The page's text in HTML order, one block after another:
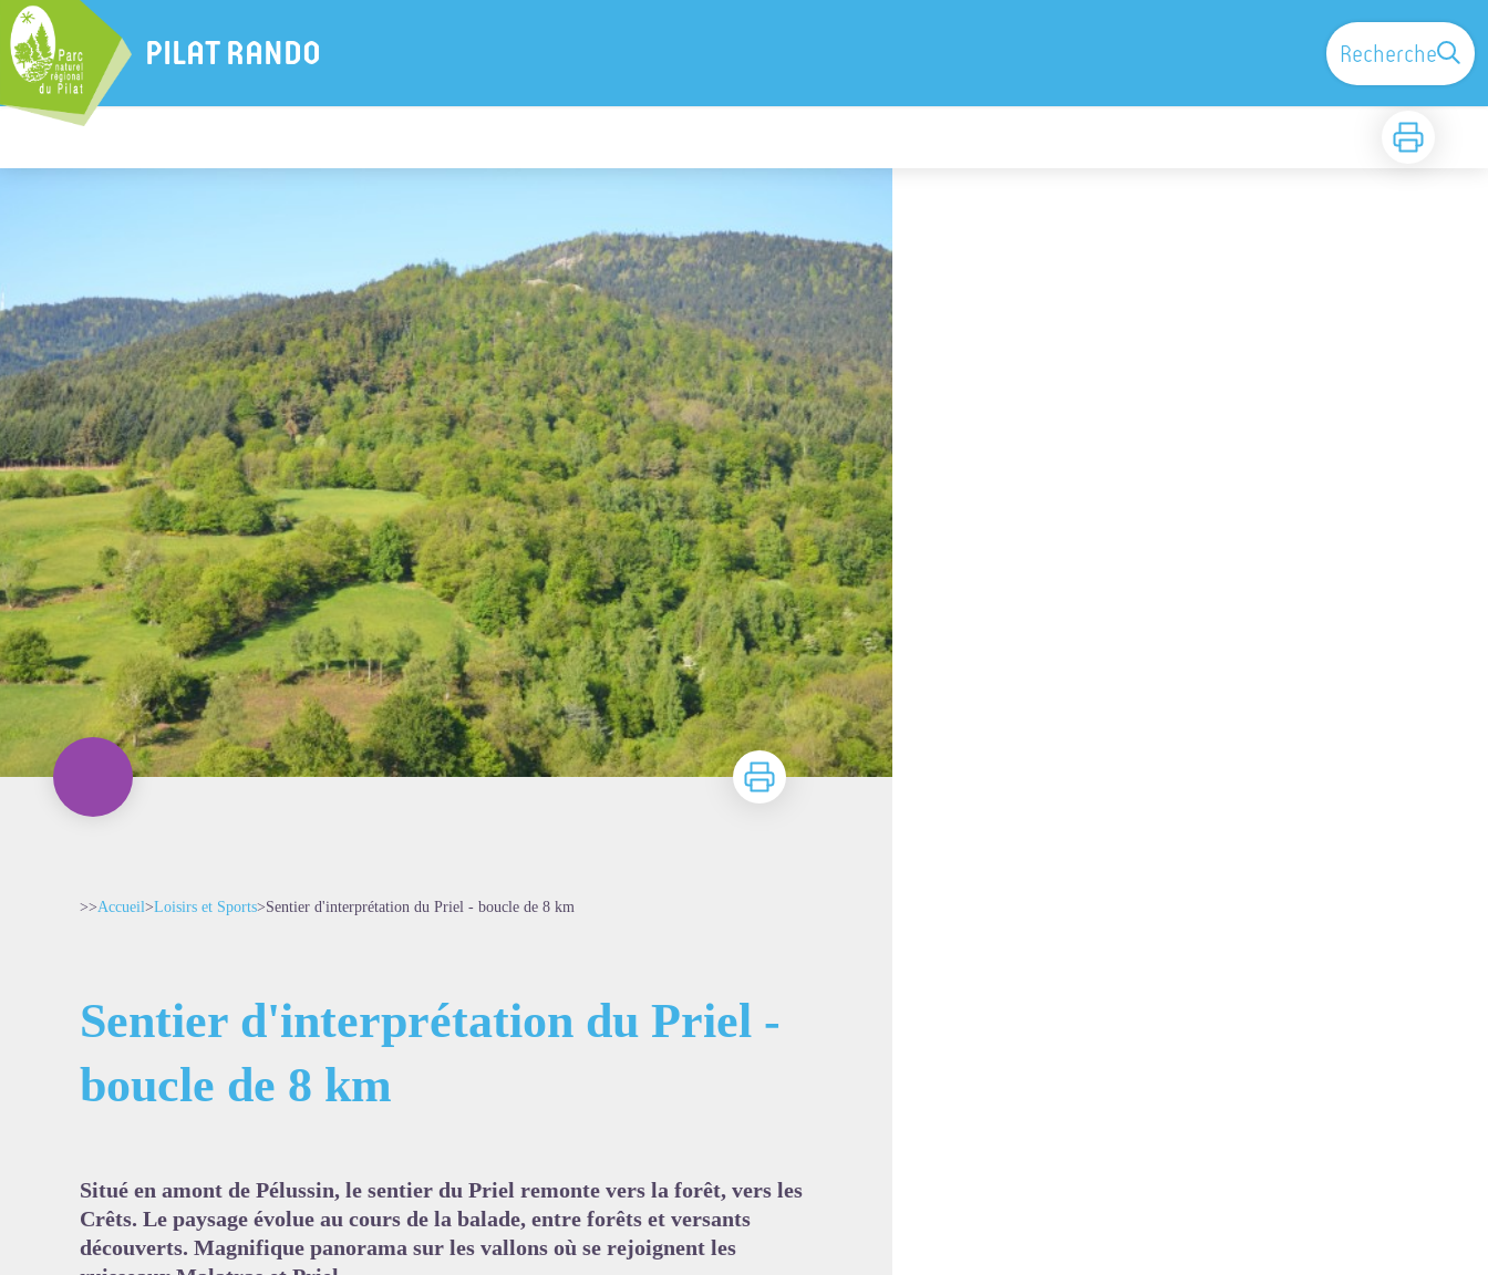
PILAT RANDO Recherche
Imprimer
Imprimer
>>Accueil>Loisirs et Sports>Sentier d'interprétation du Priel - boucle de 8 km
Sentier d'interprétation du Priel -
boucle de 8 km
Situé en amont de Pélussin, le sentier du Priel remonte vers la forêt, vers les
Crêts. Le paysage évolue au cours de la balade, entre forêts et versants
découverts. Magnifique panorama sur les vallons où se rejoignent les